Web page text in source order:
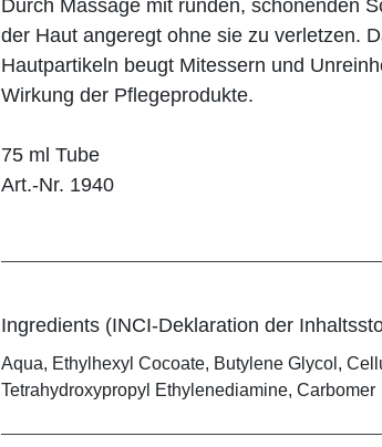
Durch Massage mit runden, schonenden
der Haut angeregt ohne sie zu verletzen.
Hautpartikeln beugt Mitessern und
Wirkung der Pflegeprodukte.
75 ml Tube
Art.-Nr. 1940
Ingredients (INCI-Deklaration der
Aqua, Ethylhexyl Cocoate, Butylene Glycol,
Tetrahydroxypropyl Ethylenediamine, Carbomer